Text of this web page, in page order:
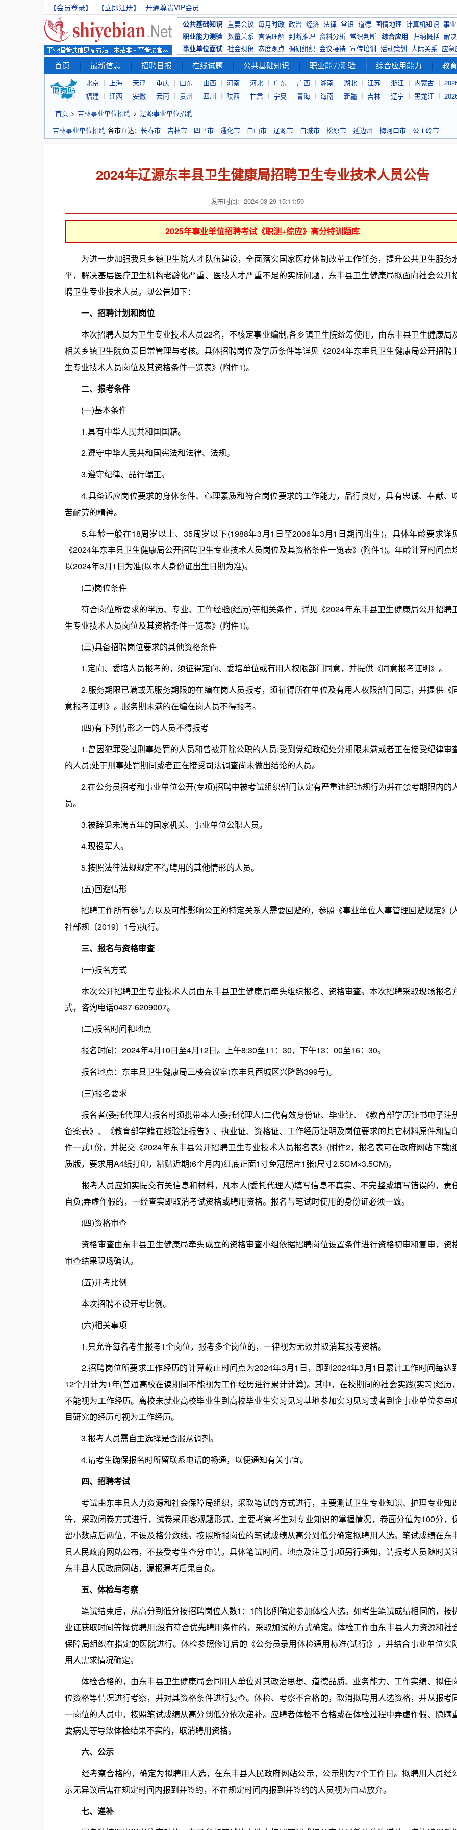
【会员登录】 【立即注册】 开通尊贵VIP会员
公共基础知识 重要会议 每月时政 政治 经济 法律 常识 道德 国情地理 计算机知识 事
职业能力测验 数量关系 言语理解 判断推理 资料分析 常识判断 综合应用 归纳概括 解
事业单位面试 社会现象 态度观点 调研组织 会议接待 宣传培训 活动策划 人际关系 应急
首页 最新信息 招聘日报 在线试题 公共基础知识 职业能力测验 综合应用能力 教
北京 上海 天津 重庆 山东 山西 河南 河北 广东 广西 湖南 湖北 江苏 浙江 内蒙古
福建
江西 安徽 云南 贵州 四川 陕西 甘肃 宁夏 青海 海南 新疆 吉林 辽宁 黑龙江
首页 > 吉林事业单位招聘 > 辽源事业单位招聘
吉林事业单位招聘 各市直达： 长春市 吉林市 四平市 通化市 白山市 辽源市 白城市 松原市 延边州 梅河口市 公主岭市
2024年辽源东丰县卫生健康局招聘卫生专业技术人员公告
发布时间：2024-03-29 15:11:59
2025年事业单位招聘考试《职测+综应》高分特训题库
为进一步加强我县乡镇卫生院人才队伍建设，全面落实国家医疗体制改革工作任务，提升公共卫生服务
平，解决基层医疗卫生机构老龄化严重、医技人才严重不足的实际问题，东丰县卫生健康局拟面向社会公开
聘卫生专业技术人员。现公告如下：
一、招聘计划和岗位
本次招聘人员为卫生专业技术人员22名，不核定事业编制,各乡镇卫生院统筹使用，由东丰县卫生健康局
相关乡镇卫生院负责日常管理与考核。具体招聘岗位及学历条件等详见《2024年东丰县卫生健康局公开招聘
生专业技术人员岗位及其资格条件一览表》(附件1)。
二、报考条件
(一)基本条件
1.具有中华人民共和国国籍。
2.遵守中华人民共和国宪法和法律、法规。
3.遵守纪律、品行端正。
4.具备适应岗位要求的身体条件、心理素质和符合岗位要求的工作能力，品行良好，具有忠诚、奉献、
苦耐劳的精神。
5.年龄一般在18周岁以上、35周岁以下(1988年3月1日至2006年3月1日期间出生)，具体年龄要求详
《2024年东丰县卫生健康局公开招聘卫生专业技术人员岗位及其资格条件一览表》(附件1)。年龄计算时间点
以2024年3月1日为准(以本人身份证出生日期为准)。
(二)岗位条件
符合岗位所要求的学历、专业、工作经验(经历)等相关条件，详见《2024年东丰县卫生健康局公开招聘
生专业技术人员岗位及其资格条件一览表》(附件1)。
(三)具备招聘岗位要求的其他资格条件
1.定向、委培人员报考的，须征得定向、委培单位或有用人权限部门同意，并提供《同意报考证明》。
2.服务期限已满或无服务期限的在编在岗人员报考，须征得所在单位及有用人权限部门同意，并提供《
意报考证明》。服务期未满的在编在岗人员不得报考。
(四)有下列情形之一的人员不得报考
1.曾因犯罪受过刑事处罚的人员和曾被开除公职的人员;受到党纪政纪处分期限未满或者正在接受纪律审
的人员;处于刑事处罚期间或者正在接受司法调查尚未做出结论的人员。
2.在公务员招考和事业单位公开(专项)招聘中被考试组织部门认定有严重违纪违规行为并在禁考期限内的
员。
3.被辞退未满五年的国家机关、事业单位公职人员。
4.现役军人。
5.按照法律法规规定不得聘用的其他情形的人员。
(五)回避情形
招聘工作所有参与方以及可能影响公正的特定关系人需要回避的，参照《事业单位人事管理回避规定》(
社部规〔2019〕1号)执行。
三、报名与资格审查
(一)报名方式
本次公开招聘卫生专业技术人员由东丰县卫生健康局牵头组织报名、资格审查。本次招聘采取现场报名
式，咨询电话0437-6209007。
(二)报名时间和地点
报名时间：2024年4月10日至4月12日。上午8:30至11：30，下午13：00至16：30。
报名地点：东丰县卫生健康局三楼会议室(东丰县西城区兴隆路399号)。
(三)报名要求
报名者(委托代理人)报名时须携带本人(委托代理人)二代有效身份证、毕业证、《教育部学历证书电子注
备案表》、《教育部学籍在线验证报告》、执业证、资格证、工作经历证明及岗位要求的其它材料原件和复
件一式1份，并提交《2024年东丰县公开招聘卫生专业技术人员报名表》(附件2，报名表可在政府网站下载)
质版，要求用A4纸打印，粘贴近期(6个月内)红底正面1寸免冠照片1张(尺寸2.5CM×3.5CM)。
报考人员应如实提交有关信息和材料，凡本人(委托代理人)填写信息不真实、不完整或填写错误的，责
自负;弄虚作假的，一经查实即取消考试资格或聘用资格。报名与笔试时使用的身份证必须一致。
(四)资格审查
资格审查由东丰县卫生健康局牵头成立的资格审查小组依据招聘岗位设置条件进行资格初审和复审，资
审查结果现场确认。
(五)开考比例
本次招聘不设开考比例。
(六)相关事项
1.只允许每名考生报考1个岗位，报考多个岗位的，一律视为无效并取消其报考资格。
2.招聘岗位所要求工作经历的计算截止时间点为2024年3月1日，即到2024年3月1日累计工作时间每达
12个月计为1年(普通高校在读期间不能视为工作经历进行累计计算)。其中，在校期间的社会实践(实习)经历，
不能视为工作经历。离校未就业高校毕业生到高校毕业生实习见习基地参加实习见习或者到企事业单位参与
目研究的经历可视为工作经历。
3.报考人员需自主选择是否服从调剂。
4.请考生确保报名时所留联系电话的畅通，以便通知有关事宜。
四、招聘考试
考试由东丰县人力资源和社会保障局组织，采取笔试的方式进行，主要测试卫生专业知识、护理专业知
等，采取闭卷方式进行，试卷采用客观题形式，主要考察考生对专业知识的掌握情况，卷面分值为100分，
留小数点后两位，不设及格分数线。按照所报岗位的笔试成绩从高分到低分确定拟聘用人选。笔试成绩在东
县人民政府网站公布，不接受考生查分申请。具体笔试时间、地点及注意事项另行通知，请报考人员随时关
东丰县人民政府网站，漏报漏考后果自负。
五、体检与考察
笔试结束后，从高分到低分按招聘岗位人数1：1的比例确定参加体检人选。如考生笔试成绩相同的，按
业证获取时间等择优聘用;没有符合优先聘用条件的，采取加试的方式确定。体检工作由东丰县人力资源和社
保障局组织在指定的医院进行。体检参照修订后的《公务员录用体检通用标准(试行)》，并结合事业单位实
用人需求情况确定。
体检合格的，由东丰县卫生健康局会同用人单位对其政治思想、道德品质、业务能力、工作实绩、拟任
位资格等情况进行考察，并对其资格条件进行复查。体检、考察不合格的，取消拟聘用人选资格，并从报考
一岗位的人员中，按照笔试成绩从高分到低分依次递补。应聘者体检不合格或在体检过程中弄虚作假、隐瞒
要病史等导致体检结果不实的，取消聘用资格。
六、公示
经考察合格的，确定为拟聘用人选，在东丰县人民政府网站公示，公示期为7个工作日。拟聘用人员经
示无异议后需在规定时间内报到并签约，不在规定时间内报到并签约的人员视为自动放弃。
七、递补